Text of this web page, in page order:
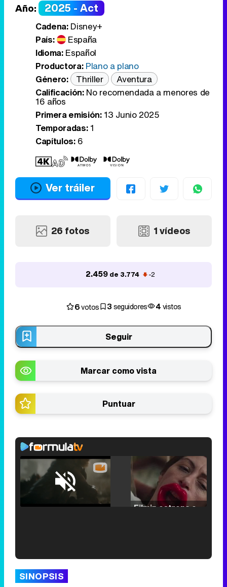
Año: 2025 - Act
Cadena:Disney+
País:
España
Idioma: Español
Productora: Plano a plano
Género:
Thriller
Aventura
Calificación:No recomendada a menores de
16 años
Primera emisión:13 Junio 2025
Temporadas:1
Capítulos:6
Ver tráiler
26 fotos 1 vídeos
2.459 de 3.774 -2
6votos 3seguidores 4vistos
Seguir
Marcar como vista
Puntuar
/
Loaded
SINOPSIS